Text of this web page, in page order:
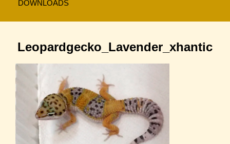
DOWNLOADS
Leopardgecko_Lavender_xhantic